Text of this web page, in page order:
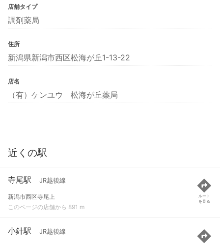
店舗タイプ
調剤薬局
住所
新潟県新潟市西区松海が丘1-13-22
店名
（有）ケンユウ 松海が丘薬局
近くの駅
寺尾駅 JR越後線
新潟市西区寺尾上
このページの店舗から 891 m
ルート
を見る
小針駅 JR越後線